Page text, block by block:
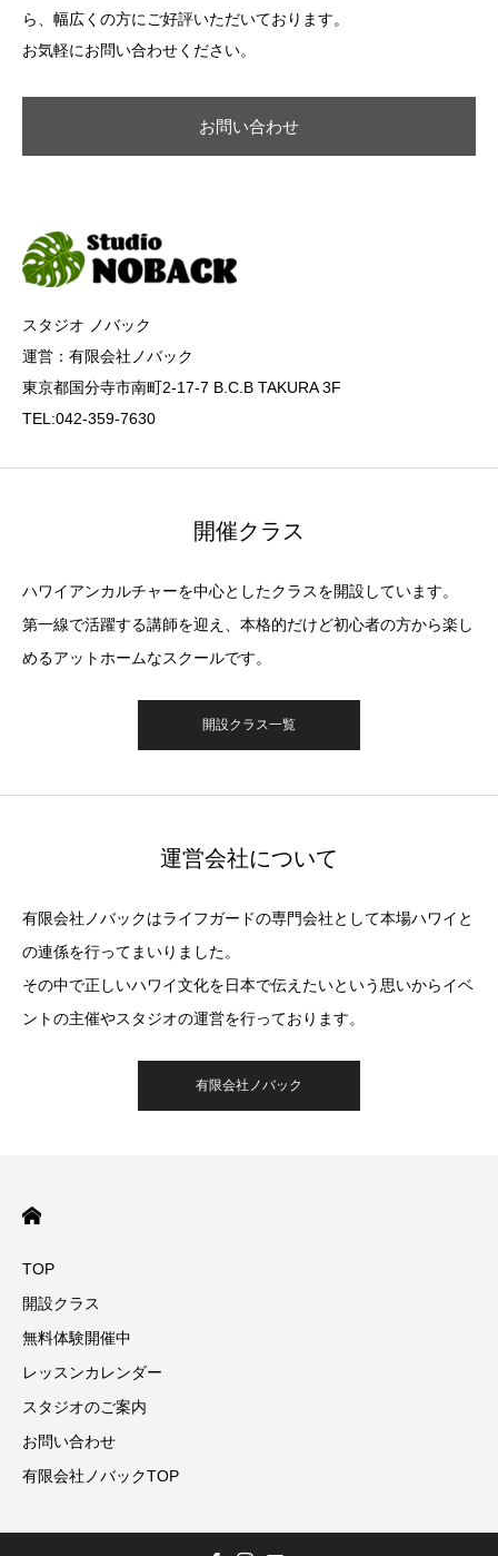
ら、幅広くの方にご好評いただいております。
お気軽にお問い合わせください。
お問い合わせ
スタジオ ノバック
運営：有限会社ノバック
東京都国分寺市南町2-17-7 B.C.B TAKURA 3F
TEL:042-359-7630
開催クラス
ハワイアンカルチャーを中心としたクラスを開設しています。
第一線で活躍する講師を迎え、本格的だけど初心者の方から楽し
めるアットホームなスクールです。
開設クラス一覧
運営会社について
有限会社ノバックはライフガードの専門会社として本場ハワイと
の連係を行ってまいりました。
その中で正しいハワイ文化を日本で伝えたいという思いからイベ
ントの主催やスタジオの運営を行っております。
有限会社ノバック
TOP
開設クラス
無料体験開催中
レッスンカレンダー
スタジオのご案内
お問い合わせ
有限会社ノバックTOP